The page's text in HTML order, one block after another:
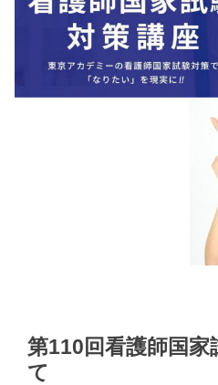
第110回看護師国
て